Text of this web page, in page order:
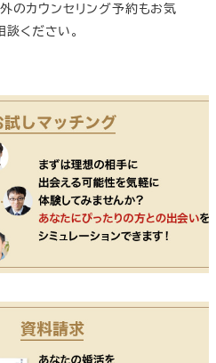
のカウンセリング予約もお気
ください。